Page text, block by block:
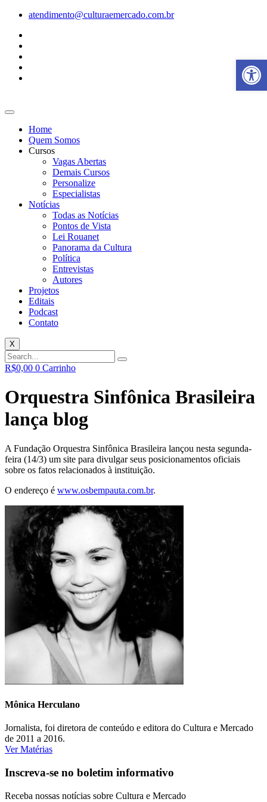
conteúdo
atendimento@culturaemercado.com.br
Home
Quem Somos
Cursos
Vagas Abertas
Demais Cursos
Personalize
Especialistas
Notícias
Todas as Notícias
Pontos de Vista
Lei Rouanet
Panorama da Cultura
Política
Entrevistas
Autores
Projetos
Editais
Podcast
Contato
X
R$0,00 0 Carrinho
Orquestra Sinfônica Brasileira
lança blog
A Fundação Orquestra Sinfônica Brasileira lançou nesta segunda-
feira (14/3) um site para divulgar seus posicionamentos oficiais
sobre os fatos relacionados à instituição.
O endereço é www.osbempauta.com.br.
Mônica Herculano
Jornalista, foi diretora de conteúdo e editora do Cultura e Mercado
de 2011 a 2016.
Ver Matérias
Inscreva-se no boletim informativo
Receba nossas notícias sobre Cultura e Mercado
Abrir a